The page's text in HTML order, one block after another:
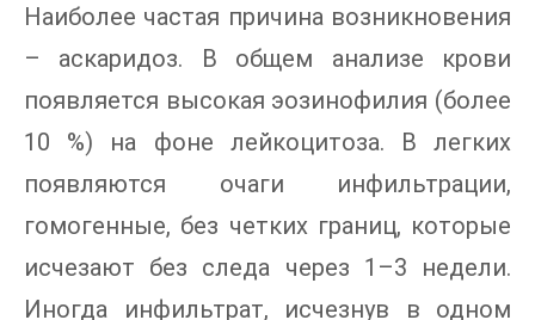
Наиболее частая причина возникновения
– аскаридоз. В общем анализе крови
появляется высокая эозинофилия (более
10 %) на фоне лейкоцитоза. В легких
появляются очаги инфильтрации,
гомогенные, без четких границ, которые
исчезают без следа через 1–3 недели.
Иногда инфильтрат, исчезнув в одном